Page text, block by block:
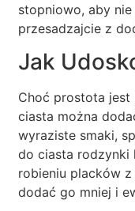
stopniowo, aby
przesadzajcie z
Jak
Choć prostota jest
ciasta można
wyraziste smaki,
do ciasta rodzynki
robieniu placków z
dodać go mniej i